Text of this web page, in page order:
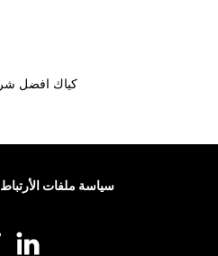
كياك افضل
سياسة ملفات الأرتباط